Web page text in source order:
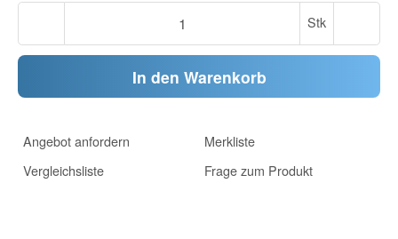
Stk
In den Warenkorb
Angebot anfordern
Merkliste
Vergleichsliste
Frage zum Produkt